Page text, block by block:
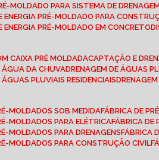
MOLDADO PARA SISTEMA DE
ENERGIA PRÉ-MOLDADO PARA
ENERGIA PRÉ-MOLDADO EM CONCRETO
CAIXA PRÉ MOLDADA CAPTAÇÃO E
ÁGUA DA CHUVA DRENAGEM DE ÁGUAS
ÁGUAS PLUVIAIS RESIDENCIAIS
MOLDADOS SOB MEDIDA FÁBRICA DE
MOLDADOS PARA ELÉTRICA FÁBRICA
MOLDADOS PARA DRENAGENS FÁBRICA
MOLDADOS PARA CONSTRUÇÃO CIVIL